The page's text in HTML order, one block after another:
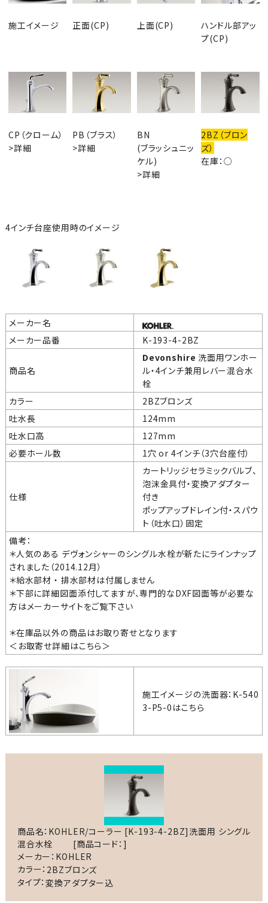
施工イメージ 正面(CP) 上面(CP)
ハンドル部アッ
プ(CP)
CP（クローム）
>詳細
PB（ブラス）
>詳細
BN
(ブラッシュニッ
ケル)
>詳細
2BZ（ブロン
ズ）
在庫：○
4インチ台座使用時のイメージ
メーカー名
メーカー品番
K-193-4-2BZ
商品名
Devonshire 洗面用ワンホー
ル・4インチ兼用レバー混合水
栓
カラー
2BZブロンズ
吐水長
124mm
吐水口高
127mm
必要ホール数
1穴 or 4インチ（3穴台座付）
仕様
カートリッジセラミックバルブ、
泡沫金具付・変換アダプター
付き
ポップアップドレイン付・スパウ
ト（吐水口）固定
備考：
＊人気のある デヴォンシャーのシングル水栓が新たにラインナップ
されました（2014.12月）
＊給水部材 ・ 排水部材は付属しません
＊下部に詳細図面添付してますが、専門的なDXF図面等が必要な
方はメーカーサイトをご覧下さい
＊在庫品以外の商品はお取り寄せとなります
＜お取寄せ詳細はこちら ＞
施工イメージの洗面器：K-540
3-P5-0はこちら
商品名：KOHLER/コーラー [K-193-4-2BZ]洗面用 シングル
混合水栓
[商品コード：]
メーカー：KOHLER
カラー： 2BZブロンズ
タイプ：変換アダプター込